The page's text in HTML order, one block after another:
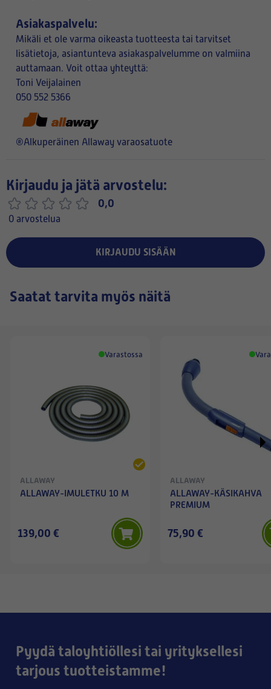
Asiakaspalvelu:
Mikäli et ole varma oikeasta tuotteesta tai tarvitset
lisätietoja, asiantunteva asiakaspalvelumme on valmiina
auttamaan. Voit ottaa yhteyttä:
Toni Veijalainen
050 552 5366
®Alkuperäinen Allaway varaosatuote
Kirjaudu ja jätä arvostelu:
0,0
0 arvostelua
KIRJAUDU SISÄÄN
Saatat tarvita myös näitä
Varastossa
ALLAWAY
ALLAWAY-IMULETKU 10 M
139,00 €
ALLAWAY
ALLAWAY-KÄSIKAHVA
PREMIUM
75,90 €
Pyydä taloyhtiöllesi tai yrityksellesi
tarjous tuotteistamme!